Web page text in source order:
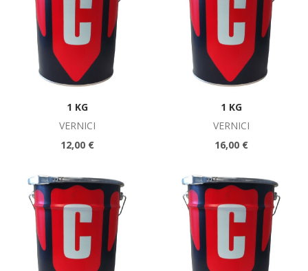
1 KG
VERNICI
12,00 €
1 KG
VERNICI
16,00 €